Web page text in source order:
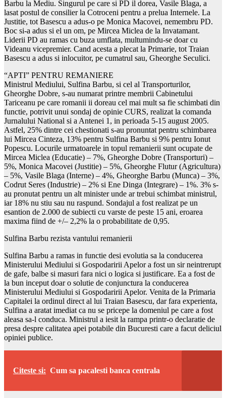
Barbu la Mediu. Singurul pe care si PD il dorea, Vasile Blaga, a
lasat postul de consilier la Cotroceni pentru a prelua Internele. La
Justitie, tot Basescu a adus-o pe Monica Macovei, nemembru PD.
Boc si-a adus si el un om, pe Mircea Miclea de la Invatamant.
Liderii PD au ramas cu buza umflata, multumindu-se doar cu
Videanu vicepremier. Cand acesta a plecat la Primarie, tot Traian
Basescu a adus si inlocuitor, pe cumatrul sau, Gheorghe Seculici.
“APTI” PENTRU REMANIERE
Ministrul Mediului, Sulfina Barbu, si cel al Transporturilor,
Gheorghe Dobre, s-au numarat printre membrii Cabinetului
Tariceanu pe care romanii ii doreau cel mai mult sa fie schimbati din
functie, potrivit unui sondaj de opinie CURS, realizat la comanda
Jurnalului National si a Antenei 1, in perioada 5-15 august 2005.
Astfel, 25% dintre cei chestionati s-au pronuntat pentru schimbarea
lui Mircea Cinteza, 13% pentru Sulfina Barbu si 9% pentru Ionut
Popescu. Locurile urmatoarele in topul remanierii sunt ocupate de
Mircea Miclea (Educatie) – 7%, Gheorghe Dobre (Transporturi) –
5%, Monica Macovei (Justitie) – 5%, Gheorghe Flutur (Agricultura)
– 5%, Vasile Blaga (Interne) – 4%, Gheorghe Barbu (Munca) – 3%,
Codrut Seres (Industrie) – 2% si Ene Dinga (Integrare) – 1%. 3% s-
au pronutat pentru un alt minister unde ar trebui schimbat ministrul,
iar 18% nu stiu sau nu raspund. Sondajul a fost realizat pe un
esantion de 2.000 de subiecti cu varste de peste 15 ani, eroarea
maxima fiind de +/– 2,2% la o probabilitate de 0,95.
Sulfina Barbu rezista vantului remanierii
Sulfina Barbu a ramas in functie desi evolutia sa la conducerea
Ministerului Mediului si Gospodaririi Apelor a fost un sir neintrerupt
de gafe, balbe si masuri fara nici o logica si justificare. Ea a fost de
la bun inceput doar o solutie de conjunctura la conducerea
Ministerului Mediului si Gospodaririi Apelor. Venita de la Primaria
Capitalei la ordinul direct al lui Traian Basescu, dar fara experienta,
Sulfina a aratat imediat ca nu se pricepe la domeniul pe care a fost
aleasa sa-l conduca. Ministrul a iesit la rampa printr-o declaratie de
presa despre calitatea apei potabile din Bucuresti care a facut deliciul
opiniei publice.
Citeste si: Cum sa pacalesti banca centrala